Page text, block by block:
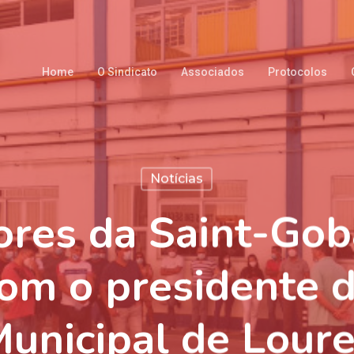
Home O Sindicato Associados Protocolos
Notícias
da Saint-
o presidente
de